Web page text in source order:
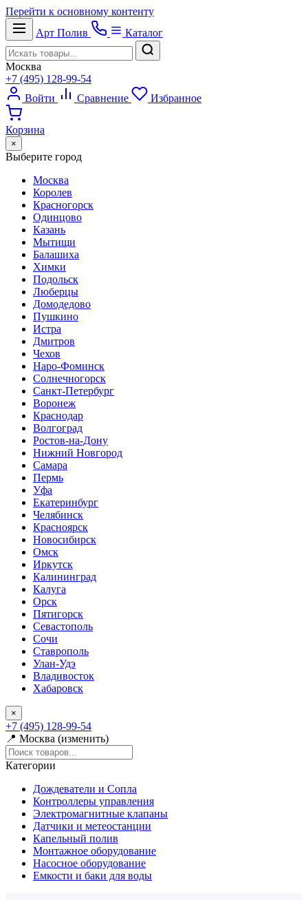
Перейти к основному контенту
Арт Полив Каталог
Москва
+7 (495) 128-99-54
Войти
Сравнение Избранное
Корзина
×
Выберите город
Москва
Королев
Красногорск
Одинцово
Казань
Мытищи
Балашиха
Химки
Подольск
Люберцы
Домодедово
Пушкино
Истра
Дмитров
Чехов
Наро-Фоминск
Солнечногорск
Санкт-Петербург
Воронеж
Краснодар
Волгоград
Ростов-на-Дону
Нижний Новгород
Самара
Пермь
Уфа
Екатеринбург
Челябинск
Красноярск
Новосибирск
Омск
Иркутск
Калининград
Калуга
Орск
Пятигорск
Севастополь
Сочи
Ставрополь
Улан-Удэ
Владивосток
Хабаровск
×
+7 (495) 128-99-54
📍 Москва (изменить)
Категории
Дождеватели и Сопла
Контроллеры управления
Электромагнитные клапаны
Датчики и метеостанции
Капельный полив
Монтажное оборудование
Насосное оборудование
Емкости и баки для воды